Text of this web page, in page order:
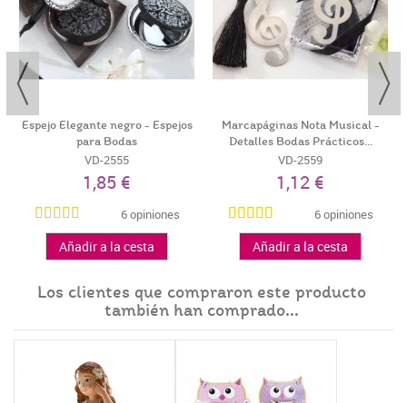
Espejo Elegante negro - Espejos
para Bodas
VD-2555
1,85 €
6 opiniones
Añadir a la cesta
Marcapáginas Nota Musical -
Detalles Bodas Prácticos...
VD-2559
1,12 €
6 opiniones
Añadir a la cesta
Los clientes que compraron este producto
también han comprado...